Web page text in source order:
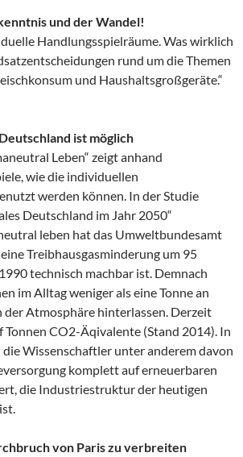
und der Wandel!
Handlungsspielräume. Was wirklich
rund um die Themen
und Haushaltsgroßgeräte.“
ist möglich
Leben“ zeigt anhand
wie die individuellen
werden können. In der Studie
Deutschland im Jahr 2050“
leben hat das Umweltbundesamt
Treibhausgasminderung um 95
technisch machbar ist. Demnach
im Alltag weniger als eine Tonne an
Atmosphäre hinterlassen. Derzeit
Tonnen CO2-Äqivalente (Stand 2014). In
die Wissenschaftler unter anderem davon
komplett auf erneuerbaren
die Industriestruktur der heutigen
von Paris zu verbreiten